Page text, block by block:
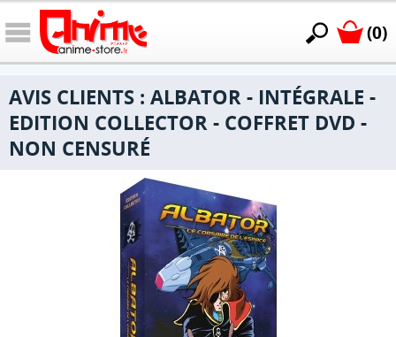
(0)
AVIS CLIENTS : ALBATOR - INTÉGRALE -
EDITION COLLECTOR - COFFRET DVD -
NON CENSURÉ